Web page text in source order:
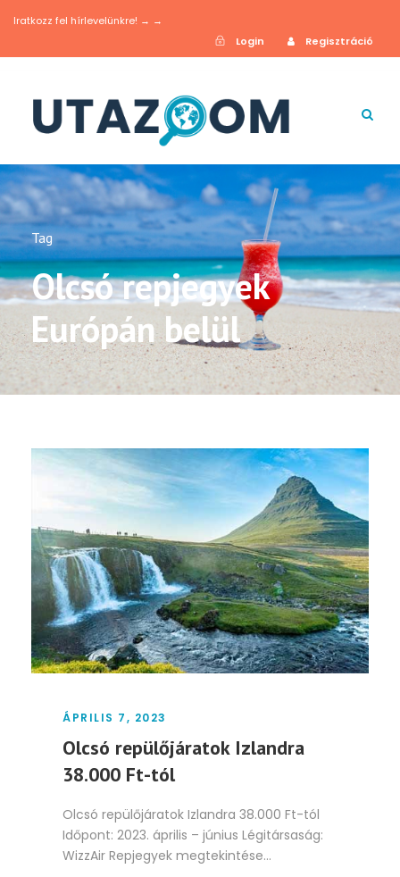
Iratkozz fel hírlevelünkre! → →
Login
Regisztráció
Tag
Olcsó repjegyek
Európán belül
ÁPRILIS 7, 2023
Olcsó repülőjáratok Izlandra
38.000 Ft-tól
Olcsó repülőjáratok Izlandra 38.000 Ft-tól
Időpont: 2023. április – június Légitársaság:
WizzAir Repjegyek megtekintése...